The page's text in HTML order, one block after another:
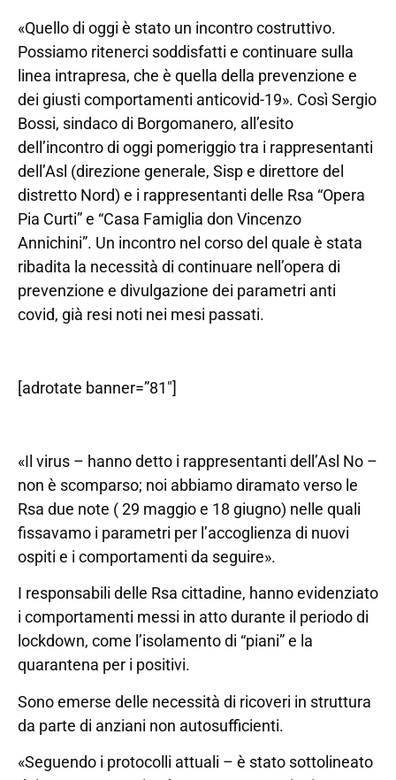
«Quello di oggi è stato un incontro costruttivo.
Possiamo ritenerci soddisfatti e continuare sulla
linea intrapresa, che è quella della prevenzione e
dei giusti comportamenti anticovid-19». Così Sergio
Bossi, sindaco di Borgomanero, all’esito
dell’incontro di oggi pomeriggio tra i rappresentanti
dell’Asl (direzione generale, Sisp e direttore del
distretto Nord) e i rappresentanti delle Rsa “Opera
Pia Curti” e “Casa Famiglia don Vincenzo
Annichini”. Un incontro nel corso del quale è stata
ribadita la necessità di continuare nell’opera di
prevenzione e divulgazione dei parametri anti
covid, già resi noti nei mesi passati.
[adrotate banner=”81″]
«Il virus – hanno detto i rappresentanti dell’Asl No –
non è scomparso; noi abbiamo diramato verso le
Rsa due note ( 29 maggio e 18 giugno) nelle quali
fissavamo i parametri per l’accoglienza di nuovi
ospiti e i comportamenti da seguire».
I responsabili delle Rsa cittadine, hanno evidenziato
i comportamenti messi in atto durante il periodo di
lockdown, come l’isolamento di “piani” e la
quarantena per i positivi.
Sono emerse delle necessità di ricoveri in struttura
da parte di anziani non autosufficienti.
«Seguendo i protocolli attuali – è stato sottolineato